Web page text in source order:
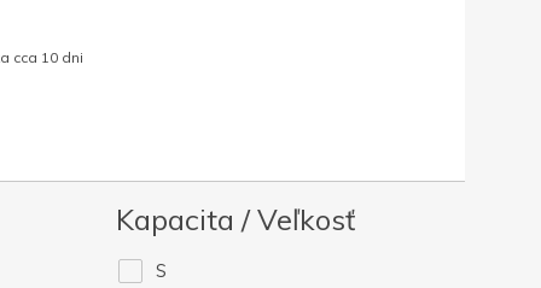
cca 10 dni
Kapacita / Veľkosť
S